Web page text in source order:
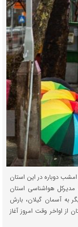
دوباره در این استان
هواشناسی استان
به آسمان گیلان، بارش
اواخر وقت امروز آغاز